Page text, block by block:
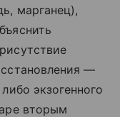
марганец),
—
экзогенного
вторым